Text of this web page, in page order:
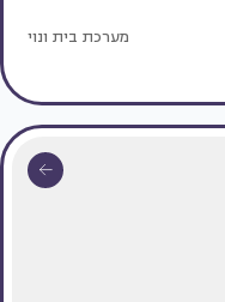
מערכת בית ונוי